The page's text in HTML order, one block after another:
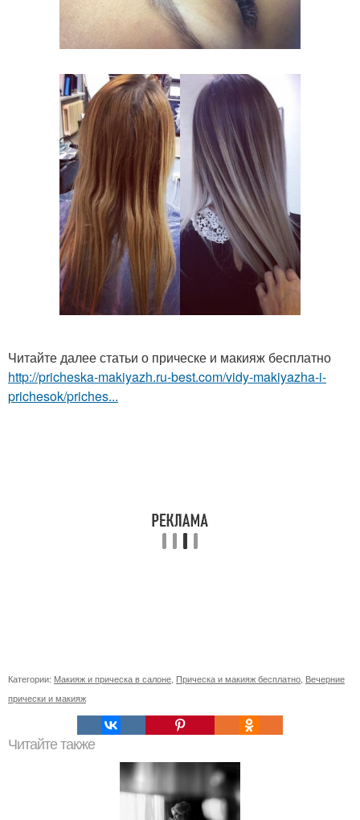
Читайте далее статьи о прическе и макияж бесплатно
http://pricheska-makiyazh.ru-best.com/vidy-makiyazha-i-
prichesok/priches...
Категории: Макияж и прическа в салоне Прическа и макияж бесплатно Вечерние
прически и макияж
Читайте также